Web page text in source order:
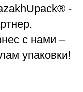
-
с нами –
упаковки!